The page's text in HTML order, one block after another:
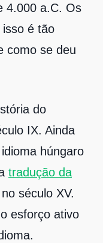
4.000 a.C. Os
é tão
como se deu
do
IX. Ainda
húngaro
tradução da
século XV.
esforço ativo